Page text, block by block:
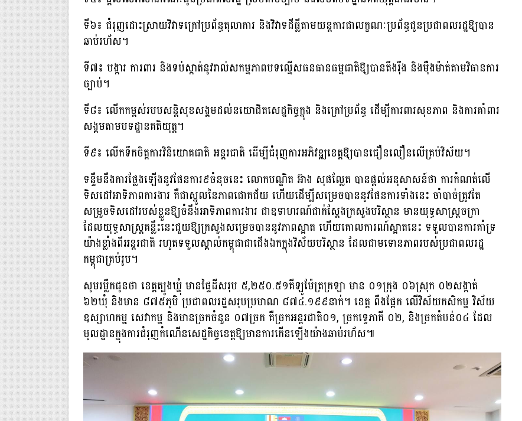
ទី៦៖ ជំរុញដោះស្រាយវិវាទក្រៅប្រព័ន្ធតុលាការ និងវិវាទដីធ្លីតាមយន្តការជាលក្ខណៈប្រព័ន្ធជូនប្រជាពលរដ្ឋឱ្យបាន
ឆាប់រហ័ស។
ទី៧៖ បង្ការ ការពារ និងទប់ស្កាត់នូវរាល់សកម្មភាពបទល្មើសធនធានធម្មជាតិឱ្យបានតឹងរ៉ឹង និងម៉ឺងម៉ាត់តាមវិធានការ
ច្បាប់។
ទី៨៖ លើកកម្ពស់របបសន្តិសុខសង្គមដល់នយោជិតសេដ្ឋកិច្ចក្នុង និងក្រៅប្រព័ន្ធ ដើម្បីការពារសុខភាព និងការគាំពារ
សង្គមតាមបទដ្ឋានគតិយុត្ត។
ទី៩៖ លើកទឹកចិត្តការវិនិយោគជាតិ អន្តរជាតិ ដើម្បីជំរុញការអភិវឌ្ឍខេត្តឱ្យបានជឿនលឿនលើគ្រប់វិស័យ។
ទន្ទឹមនឹងការថ្លែងឡើងនូវផែនការ៩ចំនុចនេះ លោកបណ្ឌិត អ៊ាង សុផល្លែត បានផ្តល់អនុសាសន៍ថា ការកំណត់លើ
ទិសដៅអាទិភាពការងារ គឺជាស្នូលនៃភាពជោគជ័យ ហើយដើម្បីសម្រេចបាននូវផែនការទាំងនេះ ចាំបាច់ត្រូវតែ
សម្រួចទិសដៅរបស់ខ្លួនឱ្យចំនឹងអាទិភាពការងារ ជាឧទាហរណ៍ជាក់ស្តែងក្រសួងបរិស្ថាន មានយុទ្ធសាស្ត្រចក្រា
ដែលយុទ្ធសាស្រ្តគន្លឹះនេះជួយឱ្យក្រសួងសម្រេចបាននូវភាពស្អាត ហើយគោលការណ៍ស្អាតនេះ ទទួលបានការគាំទ្រ
យ៉ាងខ្លាំងពីអន្តរជាតិ រហូតទទួលស្គាល់កម្ពុជាជាជើងឯកក្នុងវិស័យបរិស្ថាន ដែលជាមទោនភាពរបស់ប្រជាពលរដ្ឋ
កម្ពុជាគ្រប់រូប។
សូមរម្លឹកជូនថា ខេត្តត្បូងឃ្មុំ មានផ្ទៃដីសរុប ៥,២៥០.៥១គីឡូម៉ែត្រក្រឡា មាន ០១ក្រុង ០៦ស្រុក ០២សង្កាត់
៦២ឃុំ និងមាន ៨៧៥ភូមិ ប្រជាពលរដ្ឋសរុបប្រមាណ ៨៧៤.១៩៩នាក់។ ខេត្ត ពឹងផ្អែក លើវិស័យកសិកម្ម វិស័យ
ឧស្សាហកម្ម សេវាកម្ម និងមានច្រកចំនួន ០៧ច្រក គឺច្រកអន្តរជាតិ០១, ច្រកទ្វេភាគី ០២, និងច្រកតំបន់០៤ ដែល
មូលដ្ឋានក្នុងការជំរុញកំណើនសេដ្ឋកិច្ចខេត្តឱ្យមានការកើនឡើងយ៉ាងឆាប់រហ័ស៕